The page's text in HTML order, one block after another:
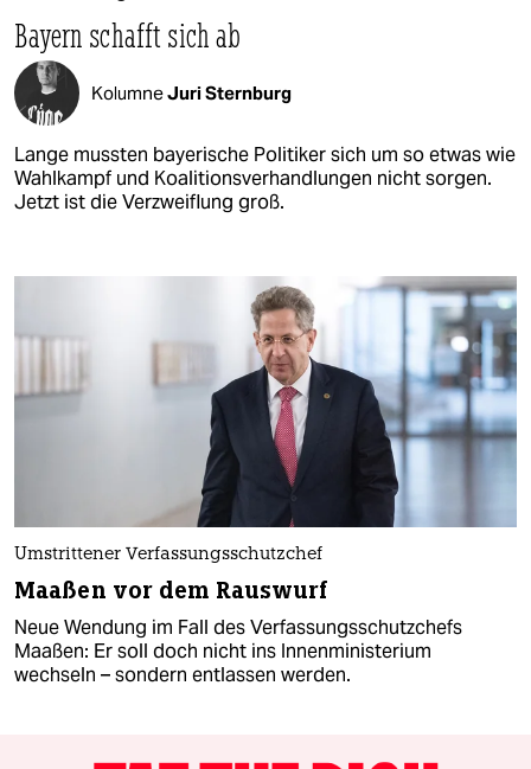
Bayern schafft sich ab
KolumneJuri Sternburg
Lange mussten bayerische Politiker sich um so etwas wie
Wahlkampf und Koalitionsverhandlungen nicht sorgen.
Jetzt ist die Verzweiflung groß.
Umstrittener Verfassungsschutzchef
Maaßen vor dem Rauswurf
Neue Wendung im Fall des Verfassungsschutzchefs
Maaßen: Er soll doch nicht ins Innenministerium
wechseln – sondern entlassen werden.